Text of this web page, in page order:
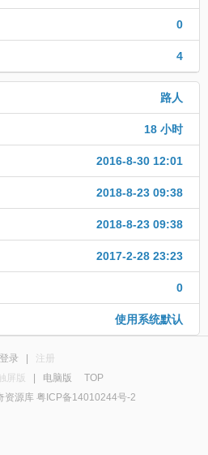
0
4
路人
18 小时
2016-8-30 12:01
2018-8-23 09:38
2018-8-23 09:38
2017-2-28 23:23
0
使用系统默认
登录
注册
屏版 电脑版
TOP
资源库 粤ICP备14010244号-2